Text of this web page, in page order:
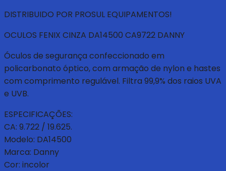
DISTRIBUIDO POR PROSUL EQUIPAMENTOS!
OCULOS FENIX CINZA DA14500 CA9722 DANNY
Óculos de segurança confeccionado em
policarbonato óptico, com armação de nylon e hastes
com comprimento regulável. Filtra 99,9% dos raios UVA
e UVB.
ESPECIFICAÇÕES:
CA: 9.722 / 19.625.
Modelo: DA14500
Marca: Danny
Cor: incolor